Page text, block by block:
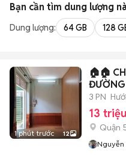
Bạn cần tìm dung lượng
Dung lượng: 64 GB 128
1 phút trước 12
🏠🏠
ĐƯỜNG
DT
3 PN
13
Quận
Nguyễn